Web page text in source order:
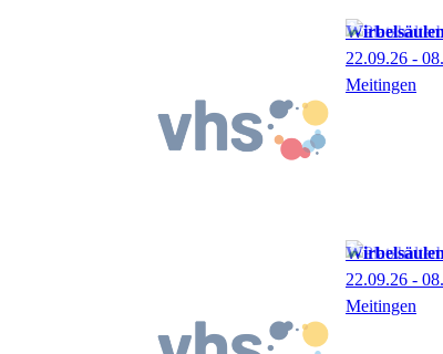
22.09.26 -
Meitingen
22.09.26 -
Meitingen